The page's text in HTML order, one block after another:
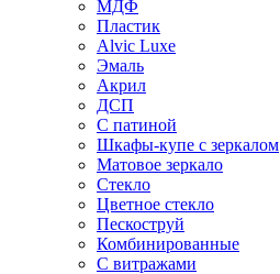
МДФ
Пластик
Alvic Luxe
Эмаль
Акрил
ДСП
С патиной
Шкафы-купе с зеркалом
Матовое зеркало
Стекло
Цветное стекло
Пескоструй
Комбинированные
С витражами